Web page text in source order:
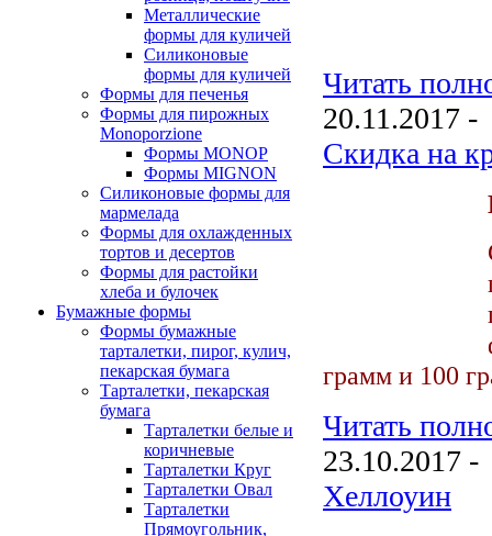
Металлические
формы для куличей
Силиконовые
формы для куличей
Формы для печенья
Формы для пирожных
Monoporzione
Формы MONOP
Формы MIGNON
Силиконовые формы для
мармелада
Формы для oхлажденных
тортов и десертов
Формы для растойки
хлеба и булочек
Бумажные формы
Формы бумажные
тарталетки, пирог, кулич,
пекарская бумага
Тарталетки, пекарская
бумага
Тарталетки белые и
коричневые
Тарталетки Круг
Тарталетки Овал
Тарталетки
Прямоугольник,
Читать
20.11.2017 -
Скидка на
грамм и 100
Читать
23.10.2017 -
Хеллоуин